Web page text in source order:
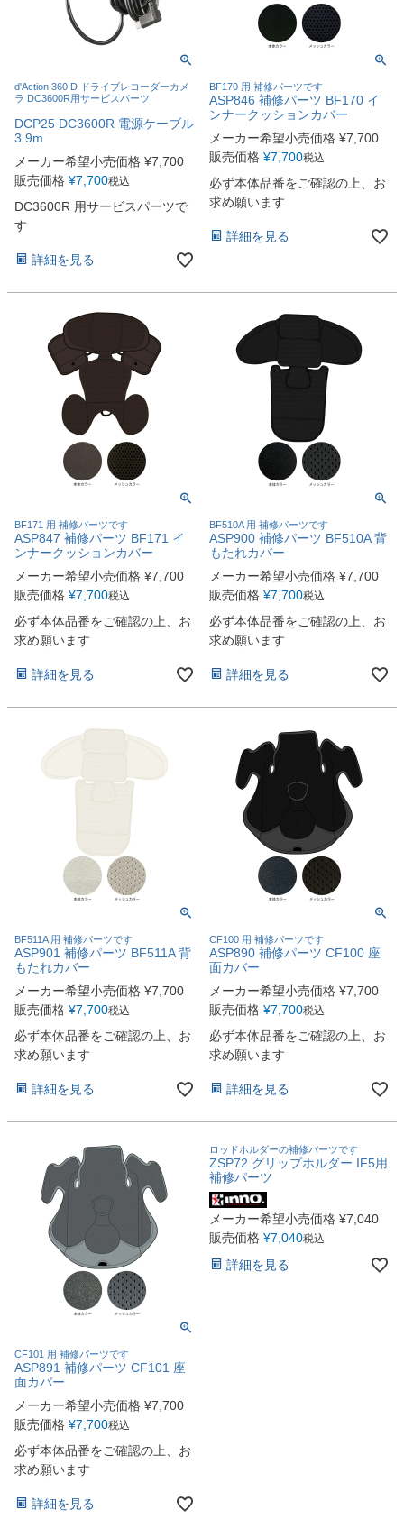
d'Action 360 D ドライブレコーダーカメ
ラ DC3600R用サービスパーツ
DCP25 DC3600R 電源ケーブル
3.9m
メーカー希望小売価格 ¥7,700
販売価格 ¥7,700税込
DC3600R 用サービスパーツで
す
詳細を見る
BF170 用 補修パーツです
ASP846 補修パーツ BF170 イ
ンナークッションカバー
メーカー希望小売価格 ¥7,700
販売価格 ¥7,700税込
必ず本体品番をご確認の上、お
求め願います
詳細を見る
BF171 用 補修パーツです
ASP847 補修パーツ BF171 イ
ンナークッションカバー
メーカー希望小売価格 ¥7,700
販売価格 ¥7,700税込
必ず本体品番をご確認の上、お
求め願います
詳細を見る
BF510A 用 補修パーツです
ASP900 補修パーツ BF510A 背
もたれカバー
メーカー希望小売価格 ¥7,700
販売価格 ¥7,700税込
必ず本体品番をご確認の上、お
求め願います
詳細を見る
BF511A 用 補修パーツです
ASP901 補修パーツ BF511A 背
もたれカバー
メーカー希望小売価格 ¥7,700
販売価格 ¥7,700税込
必ず本体品番をご確認の上、お
求め願います
詳細を見る
CF100 用 補修パーツです
ASP890 補修パーツ CF100 座
面カバー
メーカー希望小売価格 ¥7,700
販売価格 ¥7,700税込
必ず本体品番をご確認の上、お
求め願います
詳細を見る
CF101 用 補修パーツです
ASP891 補修パーツ CF101 座
面カバー
メーカー希望小売価格 ¥7,700
販売価格 ¥7,700税込
必ず本体品番をご確認の上、お
求め願います
詳細を見る
ロッドホルダーの補修パーツです
ZSP72 グリップホルダー IF5用
補修パーツ
メーカー希望小売価格 ¥7,040
販売価格 ¥7,040税込
詳細を見る